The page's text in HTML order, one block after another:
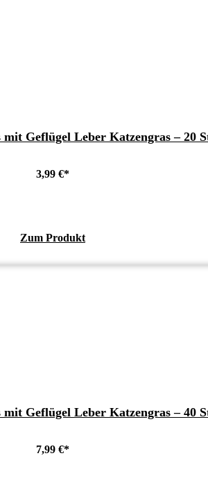
Geflügel Leber Katzengras – 20
3,99 €
Zum Produkt
Geflügel Leber Katzengras – 40
7,99 €